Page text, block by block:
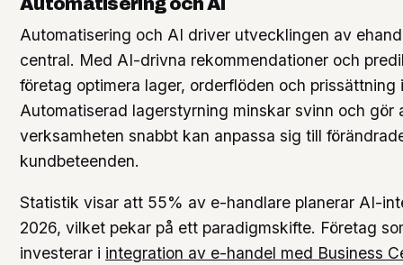
Automatisering och AI driver utvecklingen av
central. Med AI-drivna rekommendationer och
företag optimera lager, orderflöden och prissättning
Automatiserad lagerstyrning minskar svinn och gör
verksamheten snabbt kan anpassa sig till
kundbeteenden.
Statistik visar att 55% av e-handlare planerar AI-
2026, vilket pekar på ett paradigmskifte. Företag
investerar i integration av e-handel med Business